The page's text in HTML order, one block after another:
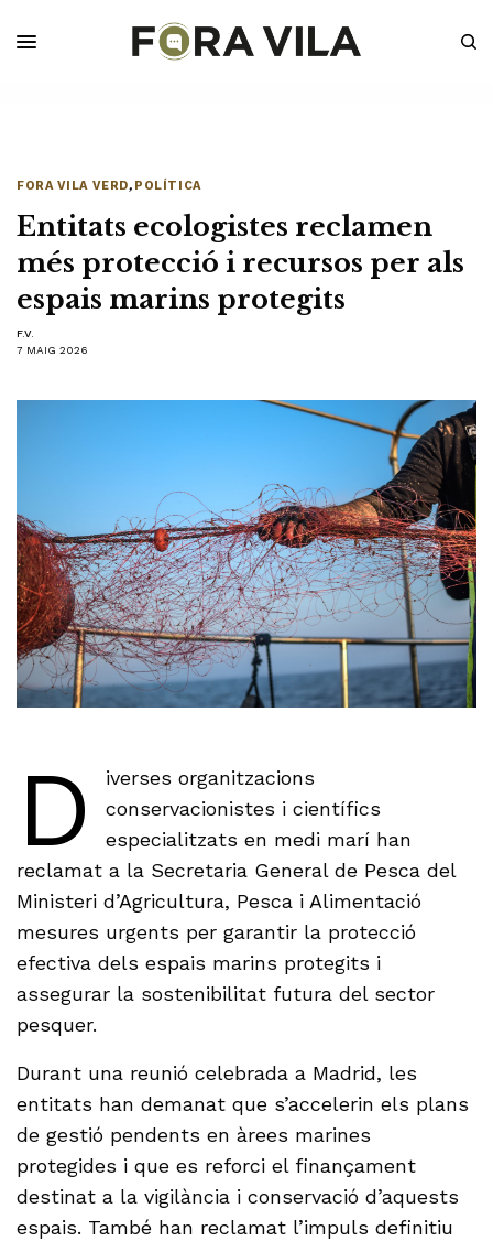
FORA VILA VERD, POLÍTICA
Entitats ecologistes reclamen
més protecció i recursos per als
espais marins protegits
F.V.
7 MAIG 2026
D
iverses organitzacions
conservacionistes i científics
especialitzats en medi marí han
reclamat a la Secretaria General de Pesca del
Ministeri d’Agricultura, Pesca i Alimentació
mesures urgents per garantir la protecció
efectiva dels espais marins protegits i
assegurar la sostenibilitat futura del sector
pesquer.
Durant una reunió celebrada a Madrid, les
entitats han demanat que s’accelerin els plans
de gestió pendents en àrees marines
protegides i que es reforci el finançament
destinat a la vigilància i conservació d’aquests
espais. També han reclamat l’impuls definitiu